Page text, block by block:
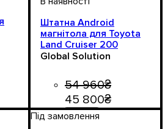
Штатна Android
магнітола для Toyota
Land Cruiser 200
2008–2021, Android 13,
Global Solution
54 960₴
45 800₴
Під замовлення